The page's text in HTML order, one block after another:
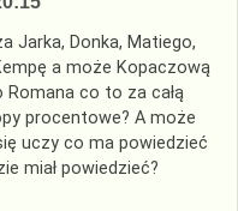
Jarka, Donka, Matiego,
a może Kopaczową
Romana co to za całą
procentowe? A może
uczy co ma powiedzieć
miał powiedzieć?